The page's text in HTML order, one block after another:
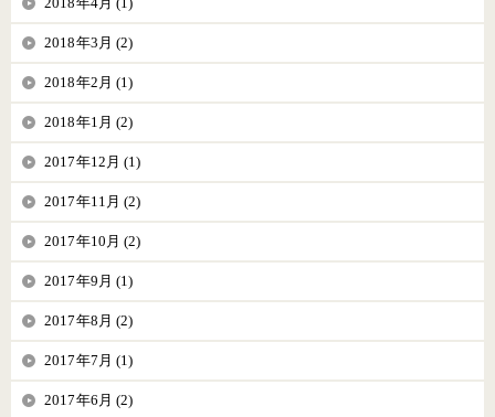
2018年3月 (2)
2018年2月 (1)
2018年1月 (2)
2017年12月 (1)
2017年11月 (2)
2017年10月 (2)
2017年9月 (1)
2017年8月 (2)
2017年7月 (1)
2017年6月 (2)